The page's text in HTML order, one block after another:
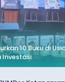
10 Buku di
Investasi